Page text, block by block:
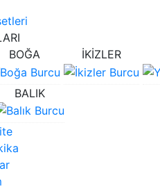
BOĞA İKİZLER
BALIK